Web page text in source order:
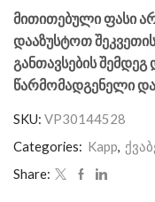
მითითებული ფასი
დააზუსტოთ
განთავსების
წარმომადგენელი
SKU: VP30144528
Categories: Kapp
Share: